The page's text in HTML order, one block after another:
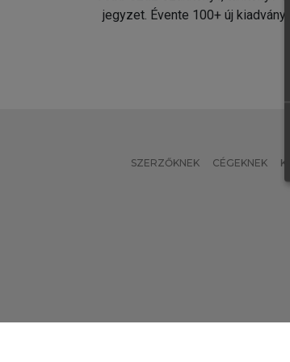
jegyzet. Évente 100+ új kiadvány.
SZERZŐKNEK CÉGEKNEK